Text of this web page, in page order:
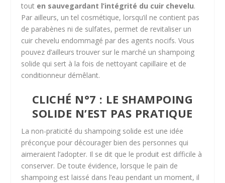
tout en sauvegardant l’intégrité du cuir chevelu.
Par ailleurs, un tel cosmétique, lorsqu’il ne contient pas
de parabènes ni de sulfates, permet de revitaliser un
cuir chevelu endommagé par des agents nocifs. Vous
pouvez d’ailleurs trouver sur le marché un shampoing
solide qui sert à la fois de nettoyant capillaire et de
conditionneur démêlant.
CLICHÉ N°7 : LE SHAMPOING
SOLIDE N’EST PAS PRATIQUE
La non-praticité du shampoing solide est une idée
préconçue pour décourager bien des personnes qui
aimeraient l’adopter. Il se dit que le produit est difficile à
conserver. De toute évidence, lorsque le pain de
shampoing est laissé dans l’eau pendant un moment, il